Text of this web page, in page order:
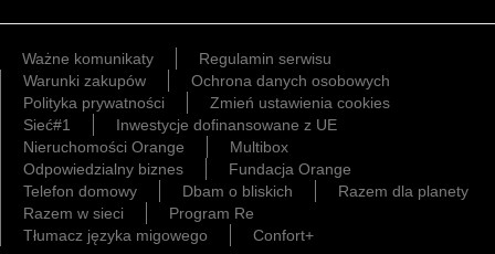
Ważne komunikaty
Regulamin serwisu
Warunki zakupów
Ochrona danych osobowych
Polityka prywatności
Zmień ustawienia cookies
Sieć#1
Inwestycje dofinansowane z UE
Nieruchomości Orange
Multibox
Odpowiedzialny biznes
Fundacja Orange
Telefon domowy
Dbam o bliskich
Razem dla planety
Razem w sieci
Program Re
Tłumacz języka migowego
Confort+